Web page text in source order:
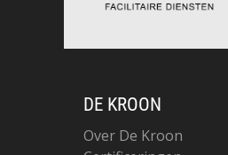
DE KROON
Over De Kroon